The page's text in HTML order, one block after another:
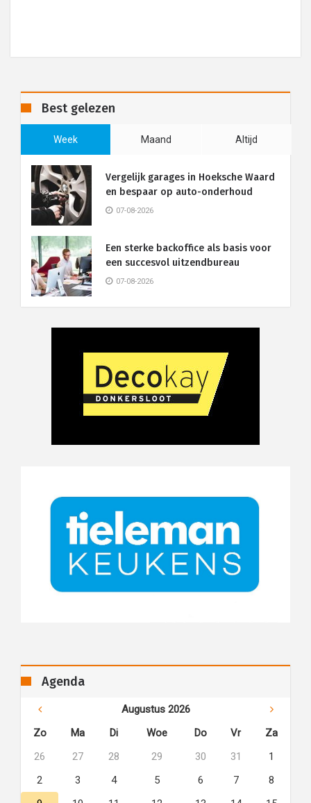
Best gelezen
Week Maand Altijd
Vergelijk garages in Hoeksche Waard
en bespaar op auto-onderhoud
07-08-2026
Een sterke backoffice als basis voor
een succesvol uitzendbureau
07-08-2026
Agenda
Augustus 2026
Zo
Ma Di Woe Do Vr
Za
26
27 28 29 30 31
1
2
3 4 5 6 7
8